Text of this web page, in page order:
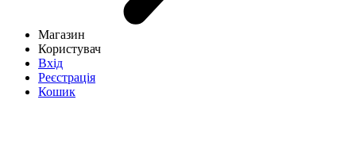
Магазин
Користувач
Вхід
Реєстрація
Кошик